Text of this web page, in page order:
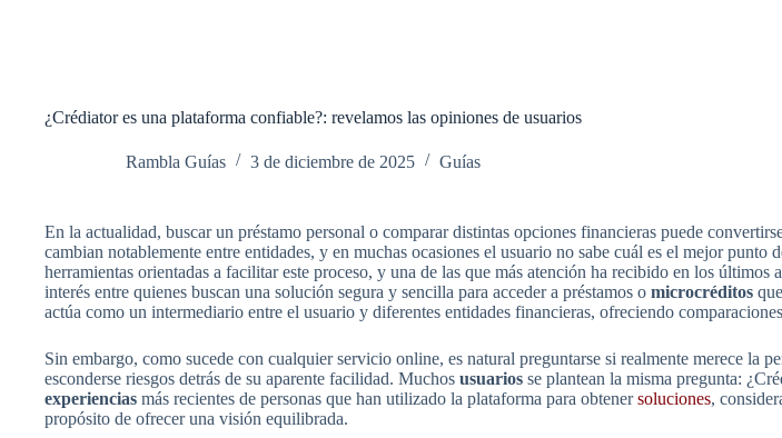
¿Crédiator es una plataforma confiable?: revelamos las opiniones de usuarios
Rambla Guías 3 de diciembre de 2025 Guías
En la actualidad, buscar un préstamo personal o comparar distintas opciones financieras puede
cambian notablemente entre entidades, y en muchas ocasiones el usuario no sabe cuál es el mejor
herramientas orientadas a facilitar este proceso, y una de las que más atención ha recibido en los últimos
interés entre quienes buscan una solución segura y sencilla para acceder a préstamos o microcréditos
actúa como un intermediario entre el usuario y diferentes entidades financieras, ofreciendo
Sin embargo, como sucede con cualquier servicio online, es natural preguntarse si realmente merece la
esconderse riesgos detrás de su aparente facilidad. Muchos usuarios se plantean la misma pregunta:
experiencias más recientes de personas que han utilizado la plataforma para obtenersoluciones,
propósito de ofrecer una visión equilibrada.